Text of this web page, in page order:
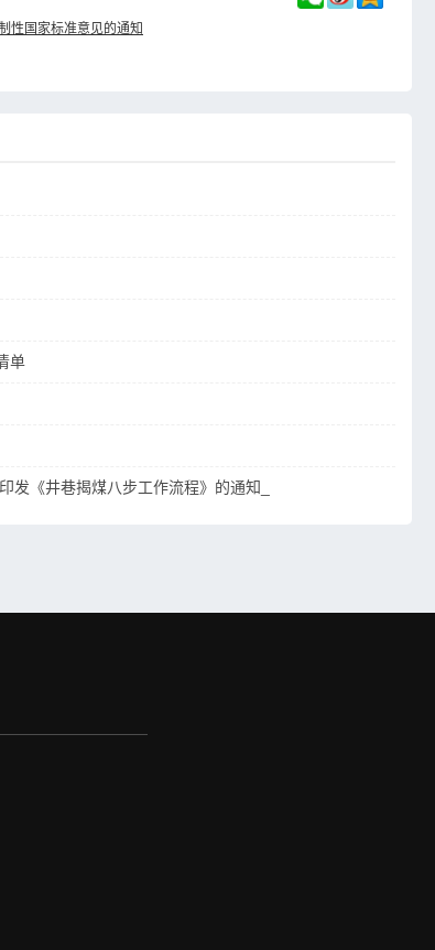
性国家标准意见的通知
单
《井巷揭煤八步工作流程》的通知_